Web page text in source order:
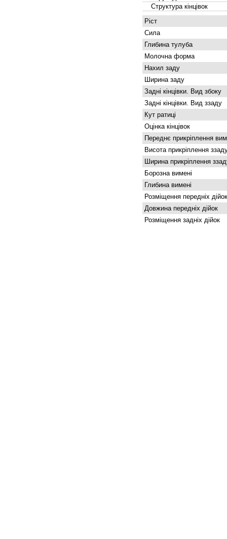
Структура кінцівок
Ріст
Сила
Глибина тулуба
Молочна форма
Нахил заду
Ширина заду
Задні кінцівки. Вид збоку
Задні кінцівки. Вид ззаду
Кут ратиці
Оцінка кінцівок
Переднє прикріплення
Висота прикріплення
Ширина прикріплення
Борозна вимені
Глибина вимені
Розміщення передніх дійок
Довжина передніх дійок
Розміщення задніх дійок